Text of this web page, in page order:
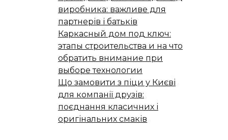
виробника: важливе для
партнерів і батьків
Каркасный дом под ключ:
этапы строительства и на что
обратить внимание при
выборе технологии
Що замовити з піци у Києві
для компанії друзів:
поєднання класичних і
оригінальних смаків